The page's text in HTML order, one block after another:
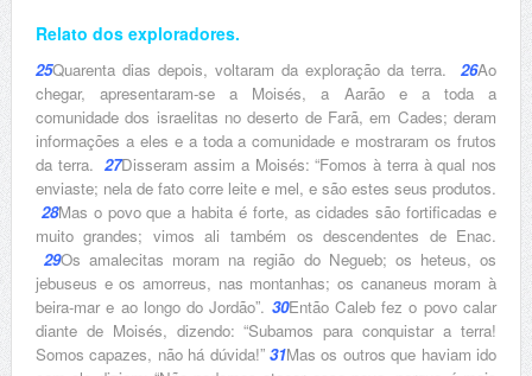
Relato dos exploradores.
25Quarenta dias depois, voltaram da exploração da terra.26Ao
chegar, apresentaram-se a Moisés, a Aarão e a toda a
comunidade dos israelitas no deserto de Farã, em Cades; deram
informações a eles e a toda a comunidade e mostraram os frutos
da terra.27Disseram assim a Moisés: “Fomos à terra à qual nos
enviaste; nela de fato corre leite e mel, e são estes seus produtos.
28Mas o povo que a habita é forte, as cidades são fortificadas e
muito grandes; vimos ali também os descendentes de Enac.
29Os amalecitas moram na região do Negueb; os heteus, os
jebuseus e os amorreus, nas montanhas; os cananeus moram à
beira-mar e ao longo do Jordão”. 30Então Caleb fez o povo calar
diante de Moisés, dizendo: “Subamos para conquistar a terra!
Somos capazes, não há dúvida!” 31Mas os outros que haviam ido